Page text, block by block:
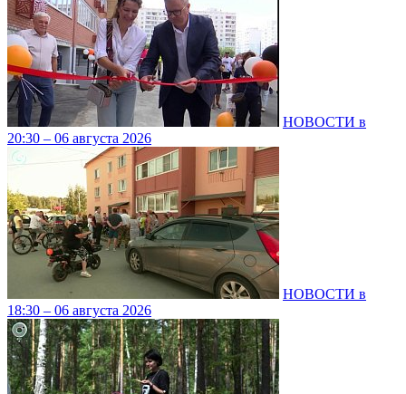
НОВОСТИ в
20:30 – 06 августа 2026
НОВОСТИ в
18:30 – 06 августа 2026